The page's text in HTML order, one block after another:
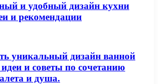
и удобный дизайн кухни
и рекомендации
уникальный дизайн ванной
и советы по сочетанию
и душа.